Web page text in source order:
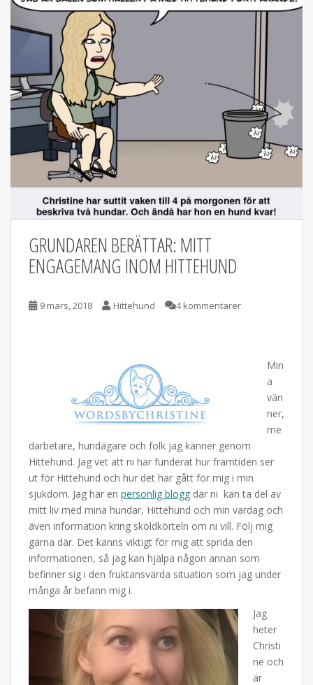
GRUNDAREN BERÄTTAR: MITT
ENGAGEMANG INOM HITTEHUND
9 mars, 2018 Hittehund 4 kommentarer
Min
a
vän
ner,
me
darbetare, hundägare och folk jag känner genom
Hittehund. Jag vet att ni har funderat hur framtiden ser
ut för Hittehund och hur det har gått för mig i min
sjukdom. Jag har en personlig blogg där ni kan ta del av
mitt liv med mina hundar, Hittehund och min vardag och
även information kring sköldkörteln om ni vill. Följ mig
gärna där. Det känns viktigt för mig att sprida den
informationen, så jag kan hjälpa någon annan som
befinner sig i den fruktansvärda situation som jag under
många år befann mig i.
Jag
heter
Christi
ne och
är